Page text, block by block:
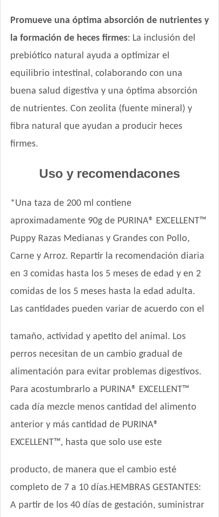
Promueve una óptima absorción de nutrientes y
la formación de heces firmes: La inclusión del
prebiótico natural ayuda a optimizar el
equilibrio intestinal, colaborando con una
buena salud digestiva y una óptima absorción
de nutrientes. Con zeolita (fuente mineral) y
fibra natural que ayudan a producir heces
firmes.
Uso y recomendacones
*Una taza de 200 ml contiene
aproximadamente 90g de PURINA® EXCELLENT™
Puppy Razas Medianas y Grandes con Pollo,
Carne y Arroz. Repartir la recomendación diaria
en 3 comidas hasta los 5 meses de edad y en 2
comidas de los 5 meses hasta la edad adulta.
Las cantidades pueden variar de acuerdo con el
tamaño, actividad y apetito del animal. Los
perros necesitan de un cambio gradual de
alimentación para evitar problemas digestivos.
Para acostumbrarlo a PURINA® EXCELLENT™
cada día mezcle menos cantidad del alimento
anterior y más cantidad de PURINA®
EXCELLENT™, hasta que solo use este
producto, de manera que el cambio esté
completo de 7 a 10 días.HEMBRAS GESTANTES:
A partir de los 40 días de gestación, suministrar